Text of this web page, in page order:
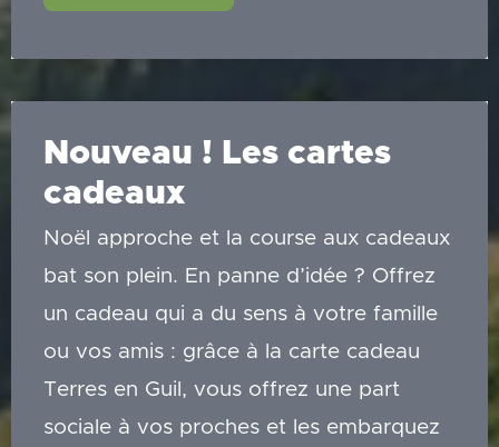
été
entendus
Nouveau ! Les cartes
cadeaux
Noël approche et la course aux cadeaux
bat son plein. En panne d’idée ? Offrez
un cadeau qui a du sens à votre famille
ou vos amis : grâce à la carte cadeau
Terres en Guil, vous offrez une part
sociale à vos proches et les embarquez